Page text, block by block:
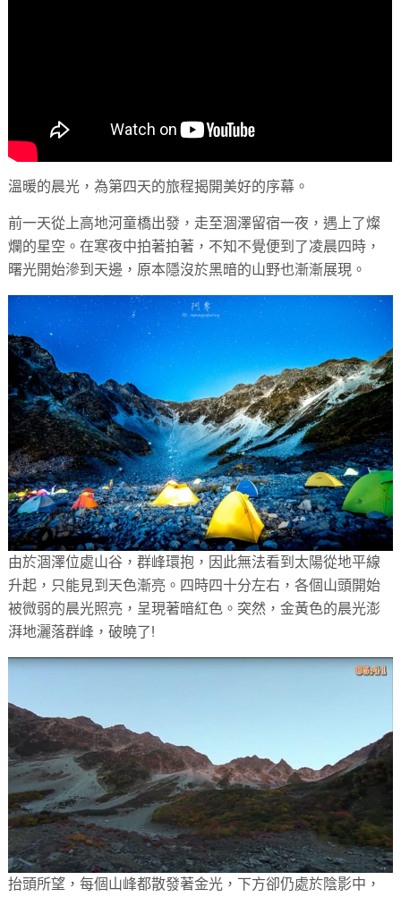
溫暖的晨光，為第四天的旅程揭開美好的序幕。
前一天從上高地河童橋出發，走至涸澤留宿一夜，遇上了燦
爛的星空。在寒夜中拍著拍著，不知不覺便到了凌晨四時，
曙光開始滲到天邊，原本隱沒於黑暗的山野也漸漸展現。
由於涸澤位處山谷，群峰環抱，因此無法看到太陽從地平線
升起，只能見到天色漸亮。四時四十分左右，各個山頭開始
被微弱的晨光照亮，呈現著暗紅色。突然，金黃色的晨光澎
湃地灑落群峰，破曉了!
抬頭所望，每個山峰都散發著金光，下方卻仍處於陰影中，